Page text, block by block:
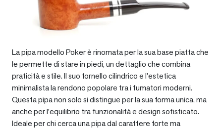
La pipa modello Poker è rinomata per la sua base piatta che
le permette di stare in piedi, un dettaglio che combina
praticità e stile. Il suo fornello cilindrico e l’estetica
minimalista la rendono popolare tra i fumatori moderni.
Questa pipa non solo si distingue per la sua forma unica, ma
anche per l’equilibrio tra funzionalità e design sofisticato.
Ideale per chi cerca una pipa dal carattere forte ma